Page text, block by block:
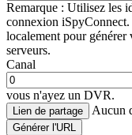
Remarque : Utilisez les
connexion
localement pour générer
serveurs.
Canal
vous n'ayez un DVR.
Lien de partage Aucun
Générer l'URL